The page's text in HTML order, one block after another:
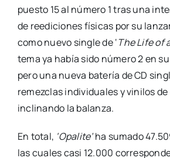
puesto 15 al número 1 tras una
de reediciones físicas por su
como nuevo single de ‘The Life of
tema ya había sido número 2 en
pero una nueva batería de CD
remezclas individuales y vinilos
inclinando la balanza.
En total, ‘Opalite’ha sumado
las cuales casi 12.000